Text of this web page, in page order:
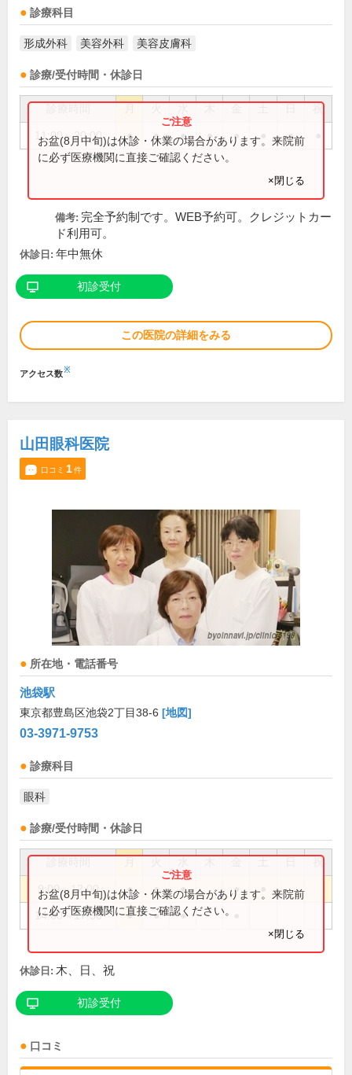
診療科目
形成外科 美容外科 美容皮膚科
診療/受付時間・休診日
祝
11:00～20:00 ● ● ● ● ● ●
お盆(8月中旬)は休診・休業の場合があります。来院前
に必ず医療機関に直接ご確認ください。
×閉じる
備考: 完全予約制です。WEB予約可。クレジットカー
ド利用可。
休診日: 年中無休
初診受付
この医院の詳細をみる
アクセス数※
山田眼科医院
口コミ 1件
所在地・電話番号
池袋駅
東京都豊島区池袋2丁目38-6 [地図]
03-3971-9753
診療科目
眼科
診療/受付時間・休診日
祝
9:00～12:00 ● ● ● ●
14:00～17:30 ● ● ●
お盆(8月中旬)は休診・休業の場合があります。来院前
に必ず医療機関に直接ご確認ください。
×閉じる
休診日: 木、日、祝
初診受付
口コミ